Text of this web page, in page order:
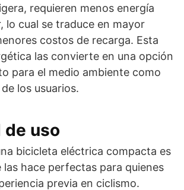
requieren menos energía
lo cual se traduce en mayor
costos de recarga. Esta
las convierte en una opción
para el medio ambiente como
los usuarios.
de uso
bicicleta eléctrica compacta es
las hace perfectas para quienes
previa en ciclismo.